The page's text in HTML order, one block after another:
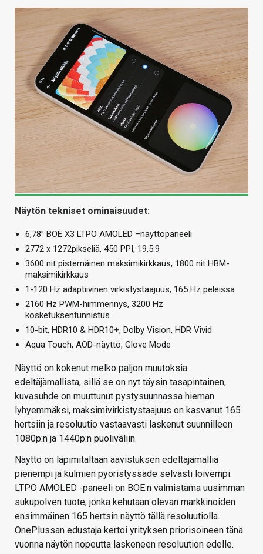
Näytön tekniset ominaisuudet:
6,78” BOE X3 LTPO AMOLED –näyttöpaneeli
2772 x 1272pikseliä, 450 PPI, 19,5:9
3600 nit pistemäinen maksimikirkkaus, 1800 nit HBM-
maksimikirkkaus
1-120 Hz adaptiivinen virkistystaajuus, 165 Hz peleissä
2160 Hz PWM-himmennys, 3200 Hz
kosketuksentunnistus
10-bit, HDR10 & HDR10+, Dolby Vision, HDR Vivid
Aqua Touch, AOD-näyttö, Glove Mode
Näyttö on kokenut melko paljon muutoksia
edeltäjämallista, sillä se on nyt täysin tasapintainen,
kuvasuhde on muuttunut pystysuunnassa hieman
lyhyemmäksi, maksimivirkistystaajuus on kasvanut 165
hertsiin ja resoluutio vastaavasti laskenut suunnilleen
1080p:n ja 1440p:n puoliväliin.
Näyttö on läpimitaltaan aavistuksen edeltäjämallia
pienempi ja kulmien pyöristyssäde selvästi loivempi.
LTPO AMOLED -paneeli on BOE:n valmistama uusimman
sukupolven tuote, jonka kehutaan olevan markkinoiden
ensimmäinen 165 hertsin näyttö tällä resoluutiolla.
OnePlussan edustaja kertoi yrityksen priorisoineen tänä
vuonna näytön nopeutta laskeneen resoluution edelle.